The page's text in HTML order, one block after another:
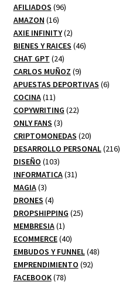
productos
AFILIADOS 9696
AMAZON 1616
productos
AXIE INFINITY 22
productos
BIENES Y RAICES 4646
CHAT GPT 2424
productos
CARLOS MUÑOZ 99
productos
APUESTAS DEPORTIVAS 66
COCINA 1111
productos
COPYWRITING 2222
ONLY FANS 33
productos
CRIPTOMONEDAS 2020
productos
DESARROLLO PERSONAL 216216
DISEÑO 103103
productos
INFORMATICA 3131
MAGIA 33
productos
DRONES 44
productos
DROPSHIPPING 2525
MEMBRESIA 11
producto
ECOMMERCE 4040
productos
EMBUDOS Y FUNNEL 4848
EMPRENDIMIENTO 9292
FACEBOOK 7878